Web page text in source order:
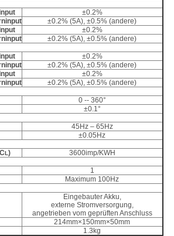
±0.2%
±0.2% (5A), ±0.5% (andere)
±0.2%
±0.2% (5A), ±0.5% (andere)
±0.2%
±0.2% (5A), ±0.5% (andere)
±0.2%
±0.2% (5A), ±0.5% (andere)
0 -- 360°
±0.1°
45Hz – 65Hz
±0.05Hz
L)
3600imp/KWH
1
Maximum 100Hz
Eingebauter Akku,
externe Stromversorgung,
angetrieben vom geprüften Anschluss
214mm×150mm×50mm
1.3kg